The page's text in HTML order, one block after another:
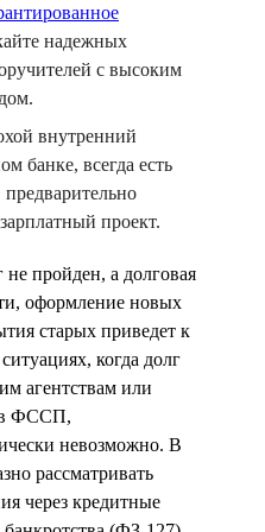
надежных
с высоким
внутренний
банке, всегда есть
проект.
пройден, а долговая
оформление новых
старых приведет к
когда долг
агентствам или
в ФССП,
невозможно. В
рассматривать
через кредитные